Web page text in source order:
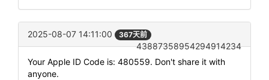
2025-08-07 14:11:00 367天前
43887358954294914234
Your Apple ID Code is: 480559. Don't share it with
anyone.